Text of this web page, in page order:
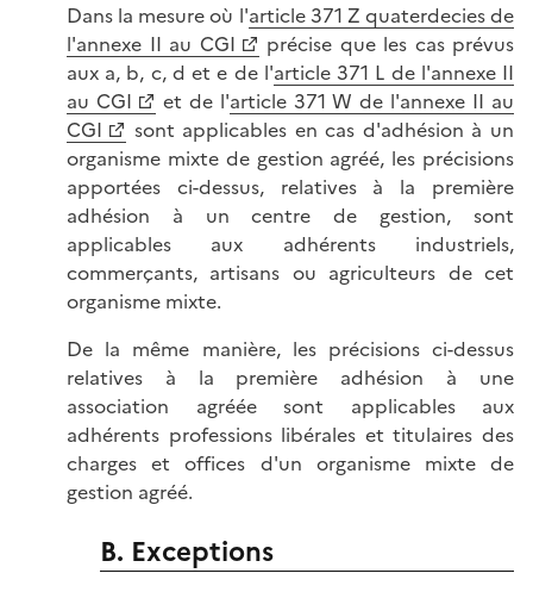
Dans la mesure où l'article 371 Z quaterdecies de
l'annexe II au CGI
précise que les cas prévus
aux a, b, c, d et e de l'article 371 L de l'annexe II
au CGI
et de l'article 371 W de l'annexe II au
CGI
sont applicables en cas d'adhésion à un
organisme mixte de gestion agréé, les précisions
apportées ci-dessus, relatives à la première
adhésion à un centre de gestion, sont
applicables aux adhérents industriels,
commerçants, artisans ou agriculteurs de cet
organisme mixte.
De la même manière, les précisions ci-dessus
relatives à la première adhésion à une
association agréée sont applicables aux
adhérents professions libérales et titulaires des
charges et offices d'un organisme mixte de
gestion agréé.
B. Exceptions